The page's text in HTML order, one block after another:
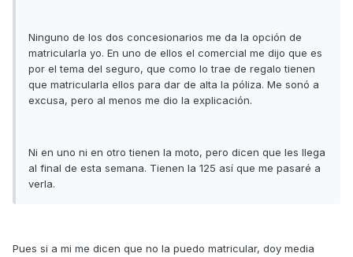
Ninguno de los dos concesionarios me da la opción de
matricularla yo. En uno de ellos el comercial me dijo que es
por el tema del seguro, que como lo trae de regalo tienen
que matricularla ellos para dar de alta la póliza. Me sonó a
excusa, pero al menos me dio la explicación.
Ni en uno ni en otro tienen la moto, pero dicen que les llega
al final de esta semana. Tienen la 125 así que me pasaré a
verla.
Pues si a mi me dicen que no la puedo matricular, doy media